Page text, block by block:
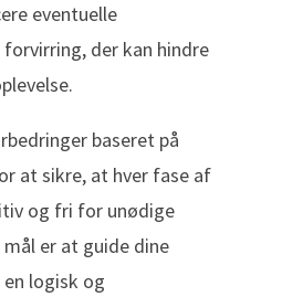
eventuelle
der kan hindre
baseret på
at sikre, at hver fase af
og fri for unødige
er at guide dine
logisk og